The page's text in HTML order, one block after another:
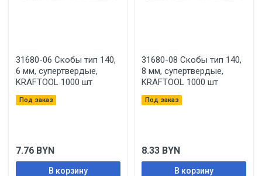
31680-06 Скобы тип 140,
6 мм, супертвердые,
KRAFTOOL 1000 шт
Под заказ
7.76 BYN
В корзину
31680-08 Скобы тип 140,
8 мм, супертвердые,
KRAFTOOL 1000 шт
Под заказ
8.33 BYN
В корзину